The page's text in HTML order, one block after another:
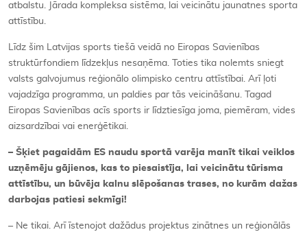
atbalstu. Jārada kompleksa sistēma, lai veicinātu jaunatnes sporta
attīstību.
Līdz šim Latvijas sports tiešā veidā no Eiropas Savienības
struktūrfondiem līdzekļus nesaņēma. Toties tika nolemts sniegt
valsts galvojumus reģionālo olimpisko centru attīstībai. Arī ļoti
vajadzīga programma, un paldies par tās veicināšanu. Tagad
Eiropas Savienības acīs sports ir līdztiesīga joma, piemēram, vides
aizsardzībai vai enerģētikai.
– Šķiet pagaidām ES naudu sportā varēja manīt tikai veiklos
uzņēmēju gājienos, kas to piesaistīja, lai veicinātu tūrisma
attīstību, un būvēja kalnu slēpošanas trases, no kurām dažas
darbojas patiesi sekmīgi!
– Ne tikai. Arī īstenojot dažādus projektus zinātnes un reģionālās